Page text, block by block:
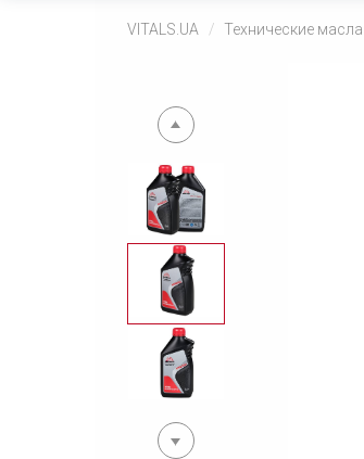
VITALS.UA Технические масла